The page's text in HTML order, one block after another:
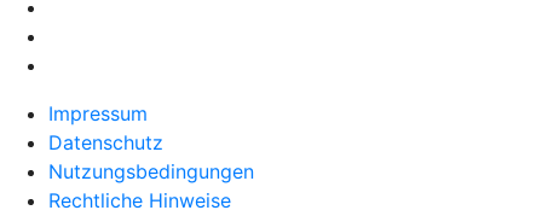
Impressum
Datenschutz
Nutzungsbedingungen
Rechtliche Hinweise